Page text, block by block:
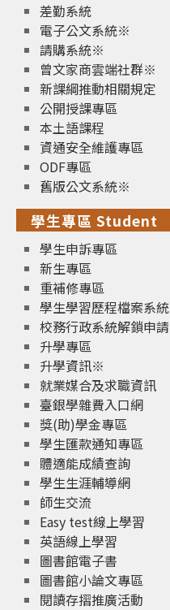
差勤系統
電子公文系統※
請購系統※
曾文家商雲端社群※
新課綱推動相關規定
公開授課專區
本土語課程
資通安全維護專區
ODF專區
舊版公文系統※
學生專區 Student
學生申訴專區
新生專區
重補修專區
學生學習歷程檔案系統
校務行政系統解鎖申請
升學專區
升學資訊※
就業媒合及求職資訊
臺銀學雜費入口網
獎(助)學金專區
學生匯款通知專區
體適能成績查詢
學生生涯輔導網
師生交流
Easy test線上學習
英語線上學習
圖書館電子書
圖書館小論文專區
閱讀存摺推廣活動